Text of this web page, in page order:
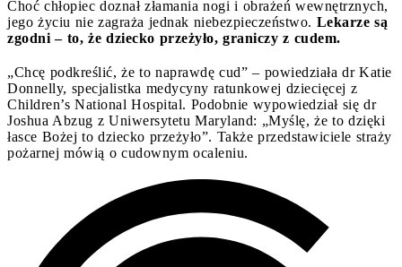
Choć chłopiec doznał złamania nogi i obrażeń wewnętrznych,
jego życiu nie zagraża jednak niebezpieczeństwo. Lekarze są
zgodni – to, że dziecko przeżyło, graniczy z cudem.
„Chcę podkreślić, że to naprawdę cud” – powiedziała dr Katie
Donnelly, specjalistka medycyny ratunkowej dziecięcej z
Children’s National Hospital. Podobnie wypowiedział się dr
Joshua Abzug z Uniwersytetu Maryland: „Myślę, że to dzięki
łasce Bożej to dziecko przeżyło”. Także przedstawiciele straży
pożarnej mówią o cudownym ocaleniu.